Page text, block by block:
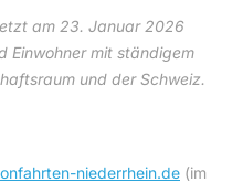
am 23. Januar 2026
Einwohner mit ständigem
und der Schweiz.
niederrhein.de (im